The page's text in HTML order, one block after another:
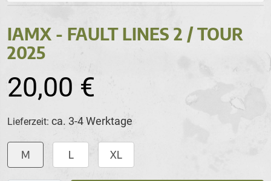
IAMX - FAULT LINES 2 / TOUR
2025
20,00 €
Lieferzeit: ca. 3-4 Werktage
M L XL